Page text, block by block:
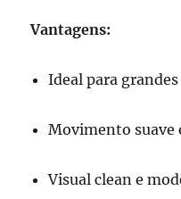
Vantagens:
Ideal para
Movimento suave
Visual clean e